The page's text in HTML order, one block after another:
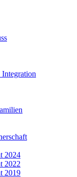
2024
2022
2019